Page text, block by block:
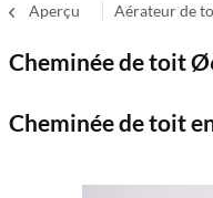
Aperçu Aérateur de
Cheminée de toit
Cheminée de toit